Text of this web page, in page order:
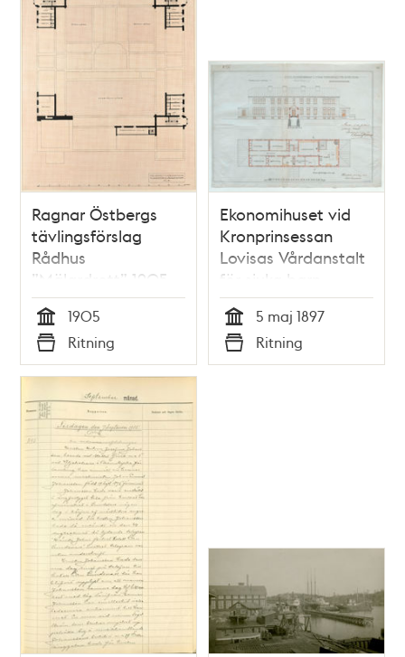
Ragnar Östbergs
tävlingsförslag
Rådhus
”Mälardrott” 1905,
planritning 1 ½ tr.
Tid
1905
Typ
Ritning
Ekonomihuset vid
Kronprinsessan
Lovisas Vårdanstalt
för sjuka barn -
ritning 1897
Tid
5 maj 1897
Typ
Ritning